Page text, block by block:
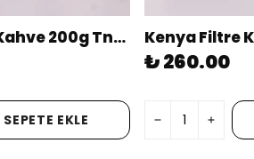
Etiyopya Filtre Kahve 200g Tnk (ÖĞÜTÜLMÜŞ)
SEPETE EKLE
₺ 260.00